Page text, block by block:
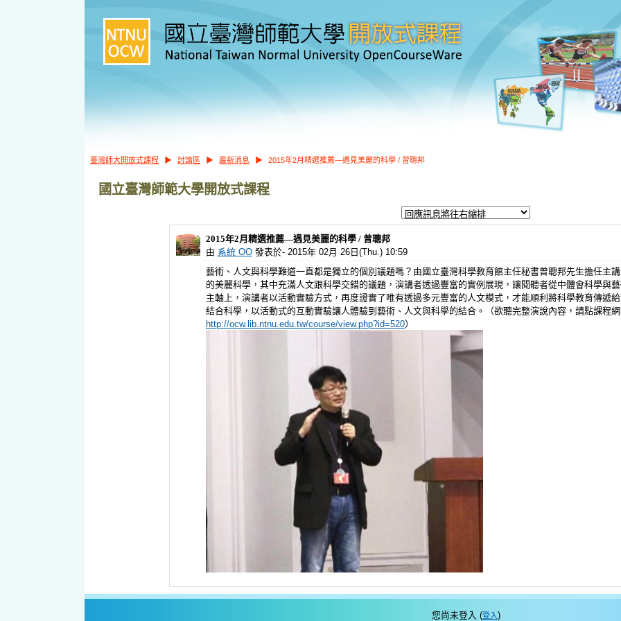
臺灣師大開放式課程 ▶ 討論區 ▶ 最新消息 ▶ 2015年2月精選推薦—遇見美麗的科學 / 曾聰邦
國立臺灣師範大學開放式課程
2015年2月精選推薦—遇見美麗的科學 / 曾聰邦
由 系統 OO 發表於- 2015年 02月 26日(Thu.) 10:59
藝術、人文與科學難道一直都是獨立的個別議題嗎？由國立臺灣科學教育館主任秘書曾聰邦先生擔任主
的美麗科學，其中充滿人文跟科學交錯的議題，演講者透過豐富的實例展現，讓閱聽者從中體會科學與
主軸上，演講者以活動實驗方式，再度證實了唯有透過多元豐富的人文模式，才能順利將科學教育傳遞
結合科學，以活動式的互動實驗讓人體驗到藝術、人文與科學的結合。（欲聽完整演說內容，請點課程
http://ocw.lib.ntnu.edu.tw/course/view.php?id=520）
您尚未登入 (登入)